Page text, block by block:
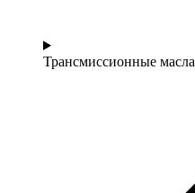
Трансмиссионные масла